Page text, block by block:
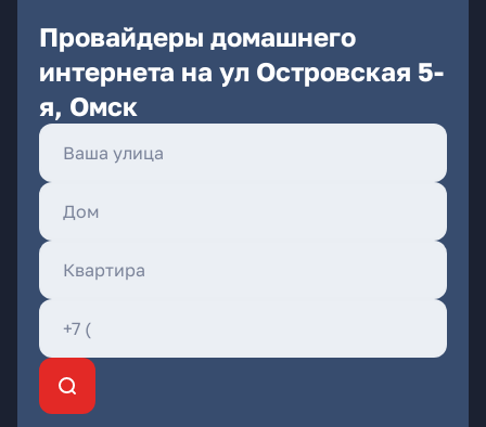
Провайдеры домашнего
интернета на ул Островская 5-
я, Омск